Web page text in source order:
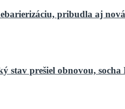
pribudla aj
stav prešiel obnovou,